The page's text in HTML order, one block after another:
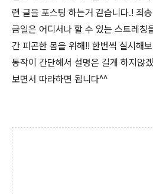
련 글을 포스팅 하는거 같습니다.! 죄
금일은 어디서나 할 수 있는 스트레칭
간 피곤한 몸을 위해!! 한번씩 실시해
동작이 간단해서 설명은 길게 하지않
보면서 따라하면 됩니다^^